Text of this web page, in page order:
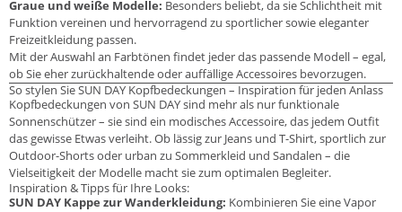
Graue und weiße Modelle: Besonders beliebt, da sie Schlichtheit mit
Funktion vereinen und hervorragend zu sportlicher sowie eleganter
Freizeitkleidung passen.
Mit der Auswahl an Farbtönen findet jeder das passende Modell – egal,
ob Sie eher zurückhaltende oder auffällige Accessoires bevorzugen.
So stylen Sie SUN DAY Kopfbedeckungen – Inspiration für jeden Anlass
Kopfbedeckungen von SUN DAY sind mehr als nur funktionale
Sonnenschützer – sie sind ein modisches Accessoire, das jedem Outfit
das gewisse Etwas verleiht. Ob lässig zur Jeans und T-Shirt, sportlich zur
Outdoor-Shorts oder urban zu Sommerkleid und Sandalen – die
Vielseitigkeit der Modelle macht sie zum optimalen Begleiter.
Inspiration & Tipps für Ihre Looks:
SUN DAY Kappe zur Wanderkleidung: Kombinieren Sie eine Vapor